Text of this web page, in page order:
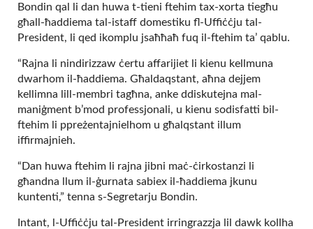
Bondin qal li dan huwa t-tieni ftehim tax-xorta tiegħu
għall-ħaddiema tal-istaff domestiku fl-Uffiċċju tal-
President, li qed ikomplu jsaħħaħ fuq il-ftehim ta’ qablu.
“Rajna li nindirizzaw ċertu affarijiet li kienu kellmuna
dwarhom il-ħaddiema. Għaldaqstant, aħna dejjem
kellimna lill-membri tagħna, anke ddiskutejna mal-
maniġment b’mod professjonali, u kienu sodisfatti bil-
ftehim li ppreżentajnielhom u għalqstant illum
iffirmajnieh.
“Dan huwa ftehim li rajna jibni maċ-ċirkostanzi li
għandna llum il-ġurnata sabiex il-ħaddiema jkunu
kuntenti,” tenna s-Segretarju Bondin.
Intant, l-Uffiċċju tal-President irringrazzja lil dawk kollha